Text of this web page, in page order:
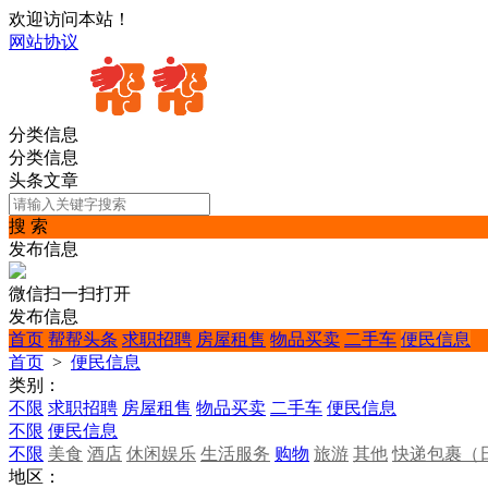
欢迎访问本站！
网站协议
分类信息
分类信息
头条文章
搜 索
发布信息
微信扫一扫打开
发布信息
首页 帮帮头条 求职招聘 房屋租售 物品买卖 二手车 便民信息
首页 > 便民信息
类别：
不限 求职招聘 房屋租售 物品买卖 二手车 便民信息
不限 便民信息
不限 美食 酒店 休闲娱乐 生活服务 购物 旅游 其他 快递包裹（
地区：